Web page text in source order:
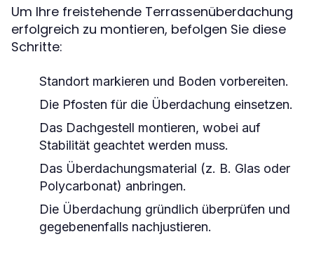
Um Ihre freistehende Terrassenüberdachung
erfolgreich zu montieren, befolgen Sie diese
Schritte:
Standort markieren und Boden vorbereiten.
Die Pfosten für die Überdachung einsetzen.
Das Dachgestell montieren, wobei auf
Stabilität geachtet werden muss.
Das Überdachungsmaterial (z. B. Glas oder
Polycarbonat) anbringen.
Die Überdachung gründlich überprüfen und
gegebenenfalls nachjustieren.